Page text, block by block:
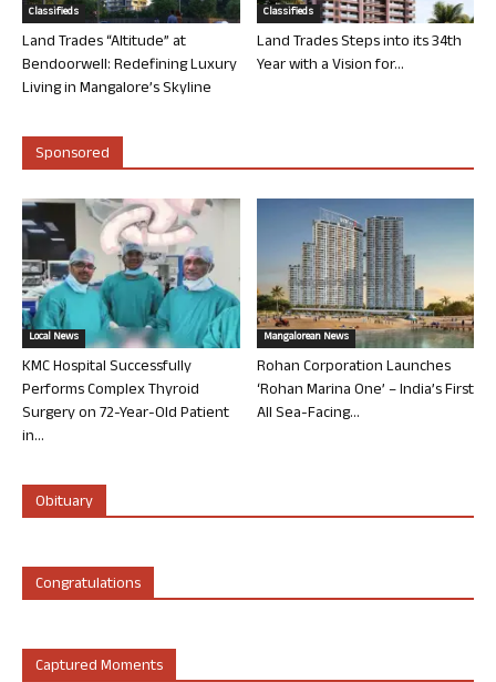
Classifieds
Land Trades “Altitude” at
Bendoorwell: Redefining Luxury
Living in Mangalore’s Skyline
Classifieds
Land Trades Steps into its 34th
Year with a Vision for...
Sponsored
Local News
KMC Hospital Successfully
Performs Complex Thyroid
Surgery on 72-Year-Old Patient
in...
Mangalorean News
Rohan Corporation Launches
‘Rohan Marina One’ – India’s First
All Sea-Facing...
Obituary
Congratulations
Captured Moments